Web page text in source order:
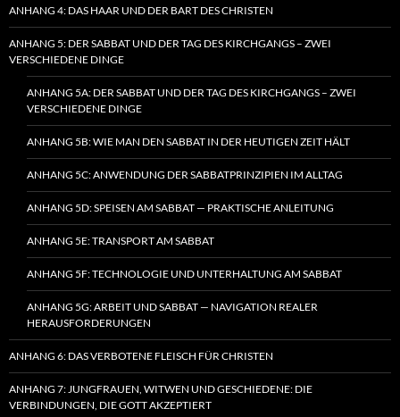
ANHANG 4: DAS HAAR UND DER BART DES CHRISTEN
ANHANG 5: DER SABBAT UND DER TAG DES KIRCHGANGS – ZWEI
VERSCHIEDENE DINGE
ANHANG 5A: DER SABBAT UND DER TAG DES KIRCHGANGS – ZWEI
VERSCHIEDENE DINGE
ANHANG 5B: WIE MAN DEN SABBAT IN DER HEUTIGEN ZEIT HÄLT
ANHANG 5C: ANWENDUNG DER SABBATPRINZIPIEN IM ALLTAG
ANHANG 5D: SPEISEN AM SABBAT — PRAKTISCHE ANLEITUNG
ANHANG 5E: TRANSPORT AM SABBAT
ANHANG 5F: TECHNOLOGIE UND UNTERHALTUNG AM SABBAT
ANHANG 5G: ARBEIT UND SABBAT — NAVIGATION REALER
HERAUSFORDERUNGEN
ANHANG 6: DAS VERBOTENE FLEISCH FÜR CHRISTEN
ANHANG 7: JUNGFRAUEN, WITWEN UND GESCHIEDENE: DIE
VERBINDUNGEN, DIE GOTT AKZEPTIERT